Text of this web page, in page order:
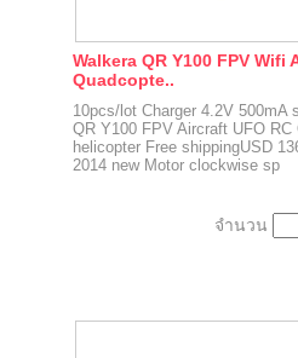
Walkera QR Y100 FPV Wifi
Quadcopte..
10pcs/lot Charger 4.2V 500mA
QR Y100 FPV Aircraft UFO RC
helicopter Free shippingUSD
2014 new Motor clockwise sp
จำนวน